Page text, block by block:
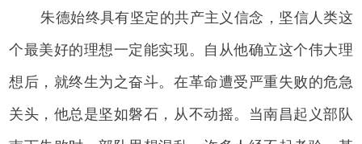
朱德始终具有坚定的共产主义信念，坚信人类这
个最美好的理想一定能实现。自从他确立这个伟大理
想后，就终生为之奋斗。在革命遭受严重失败的危急
关头，他总是坚如磐石，从不动摇。当南昌起义部队